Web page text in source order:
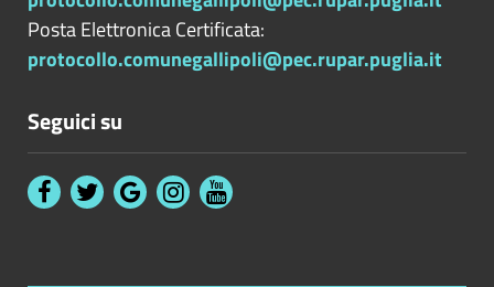
Posta Elettronica Certificata:
protocollo.comunegallipoli@pec.rupar.puglia.it
Seguici su